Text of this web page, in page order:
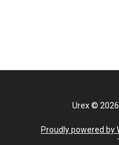
Urex © 2026
Proudly powered by